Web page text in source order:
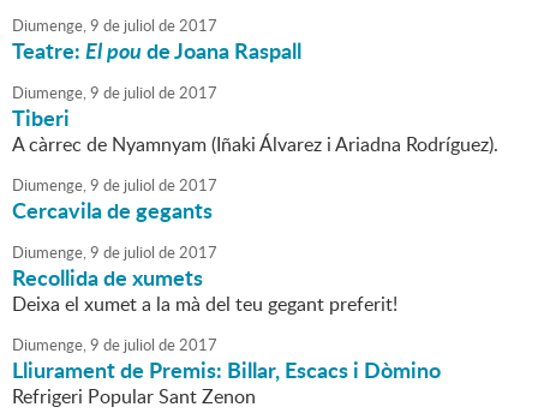
Diumenge,9 de juliol de2017
Teatre:El poude Joana Raspall
Diumenge,9 de juliol de2017
Tiberi
A càrrec de Nyamnyam (Iñaki Álvarez i Ariadna Rodríguez).
Diumenge,9 de juliol de2017
Cercavila de gegants
Diumenge,9 de juliol de2017
Recollida de xumets
Deixa el xumet a la mà del teu gegant preferit!
Diumenge,9 de juliol de2017
Lliurament de Premis: Billar, Escacs i Dòmino
Refrigeri Popular Sant Zenon